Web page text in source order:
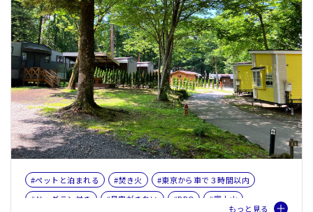
#ペットと泊まれる #焚き火
#東京から車で３時間以内
#ドッグラン付き
#星空がきれい #BBQ
#富士山